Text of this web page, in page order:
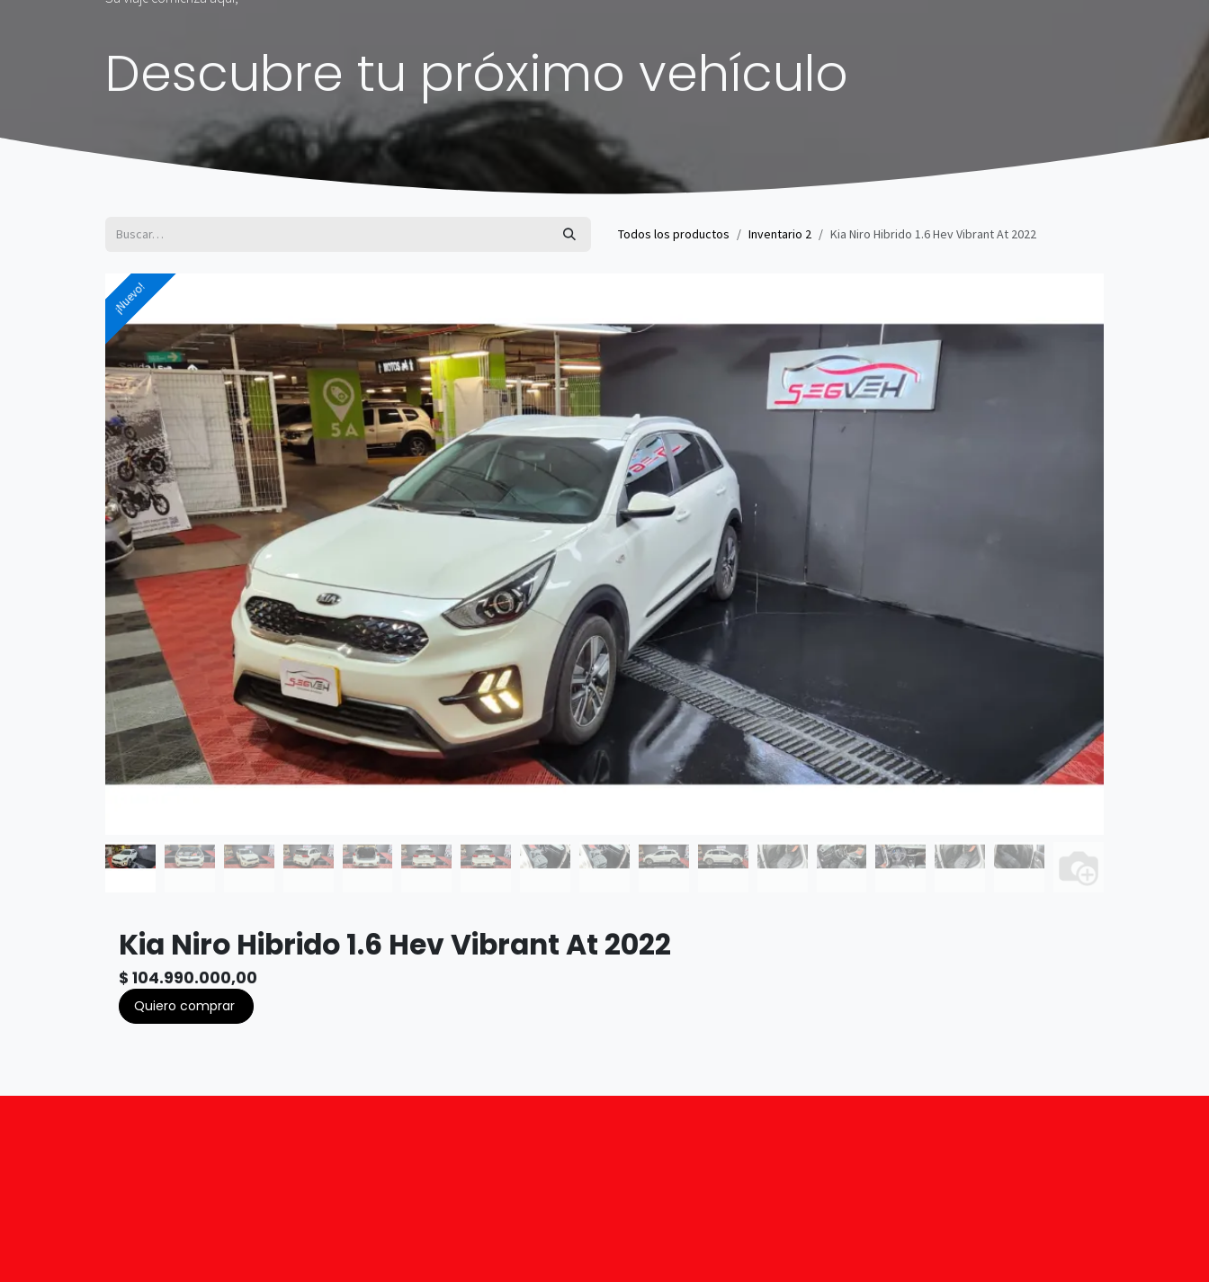
Descubre tu próximo vehículo
Todos los productos Inventario 2 Kia Niro Hibrido 1.6 Hev Vibrant At 2022
¡Nuevo!
¡Nuevo!
Kia Niro Hibrido 1.6 Hev Vibrant At 2022
$ 104.990.000,00
Quiero comprar